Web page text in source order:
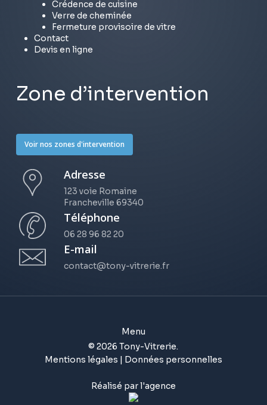
Crédence de cuisine
Verre de cheminée
Fermeture provisoire de vitre
Contact
Devis en ligne
Zone d’intervention
Voir nos zones d'intervention
Adresse
123 voie Romaine
Francheville 69340
Téléphone
06 28 96 82 20
E-mail
contact@tony-vitrerie.fr
Menu
© 2026 Tony-Vitrerie.
Mentions légales | Données personnelles
Réalisé par l'agence